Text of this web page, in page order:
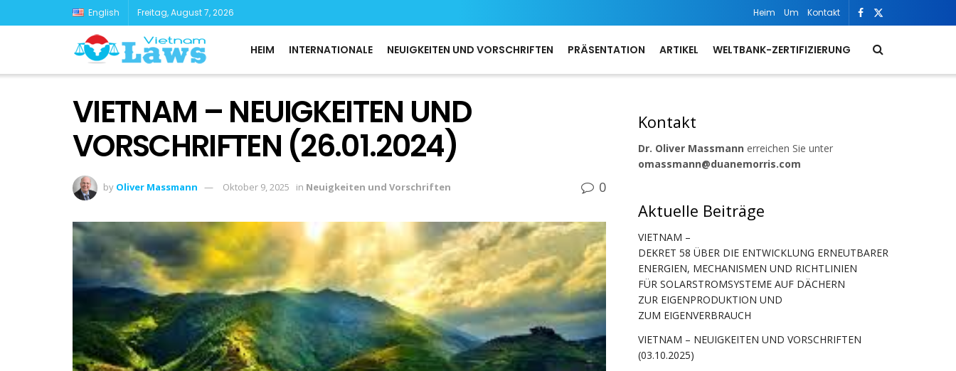
English Freitag, August 7, 2026 Heim Um Kontakt
HEIM INTERNATIONALE NEUIGKEITEN UND VORSCHRIFTEN PRÄSENTATION ARTIKEL WELTBANK-ZERTIFIZIERUNG
VIETNAM – NEUIGKEITEN UND
VORSCHRIFTEN (26.01.2024)
by Oliver Massmann Oktober 9, 2025 in Neuigkeiten und Vorschriften 0
Kontakt
Dr. Oliver Massmann erreichen Sie unter
omassmann@duanemorris.com
Aktuelle Beiträge
VIETNAM –
DEKRET 58 ÜBER DIE ENTWICKLUNG ERNEUTBARER
ENERGIEN, MECHANISMEN UND RICHTLINIEN
FÜR SOLARSTROMSYSTEME AUF DÄCHERN
ZUR EIGENPRODUKTION UND
ZUM EIGENVERBRAUCH
VIETNAM – NEUIGKEITEN UND VORSCHRIFTEN
(03.10.2025)